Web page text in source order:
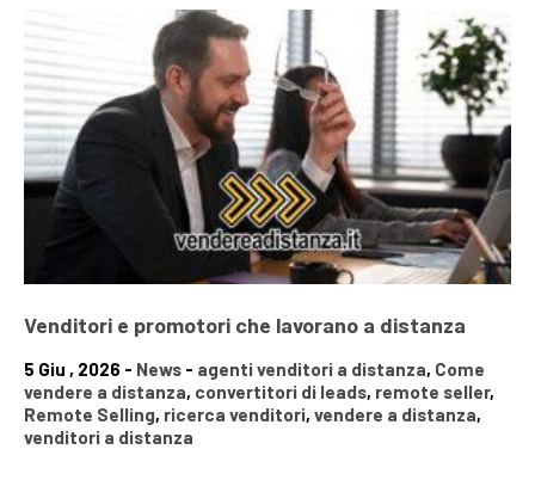
Venditori e promotori che lavorano a distanza
5 Giu , 2026 - News - agenti venditori a distanza, Come
vendere a distanza, convertitori di leads, remote seller,
Remote Selling, ricerca venditori, vendere a distanza,
venditori a distanza